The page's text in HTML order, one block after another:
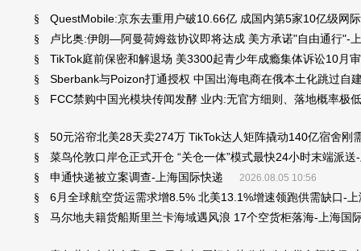
§ QuestMobile:京东去重用户破10.66亿 成国内第5家10亿级网
§ 卢比奥:伊朗—阿曼荷姆兹协议即将达成 美方承诺"自由通行"-
§ TikTok庭前保密和解退场 美3300起青少年成瘾集体诉讼10月
§ Sberbank与Poizon打通授权 中国出海电商在俄本土化跳过自
§ FCC禁购中国光模块传闻发酵 业内:无官方细则、落地概率极
§ 50元浴帘北美28天卖274万 TikTok达人矩阵撬动140亿宿舍刚
§ 菜鸟伦敦口岸仓正式开仓 “关仓一体”模式最快24小时末端派送
§ 申通快递被立案调查-上海国际快递 2026.08.05 10:56
§ 6月全球航空货运需求增8.5% 北美13.1%增速领跑供需缺口-
§ 马尔地夫籍货船斯里兰卡海域遇风浪 17个空货柜落海-上海国